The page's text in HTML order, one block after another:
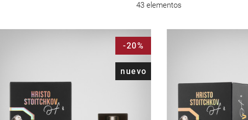
43 elementos
-20%
nuevo